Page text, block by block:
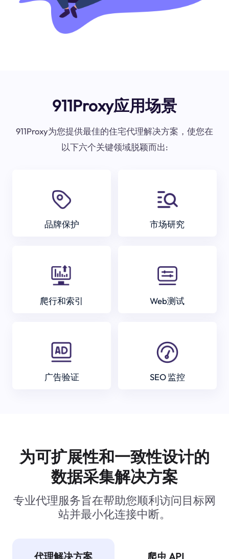
911Proxy应用场景
911Proxy为您提供最佳的住宅代理解决方案，使您在
以下六个关键领域脱颖而出:
品牌保护 市场研究
爬行和索引 Web测试
广告验证 SEO 监控
为可扩展性和一致性设计的
数据采集解决方案
专业代理服务旨在帮助您顺利访问目标网
站并最小化连接中断。